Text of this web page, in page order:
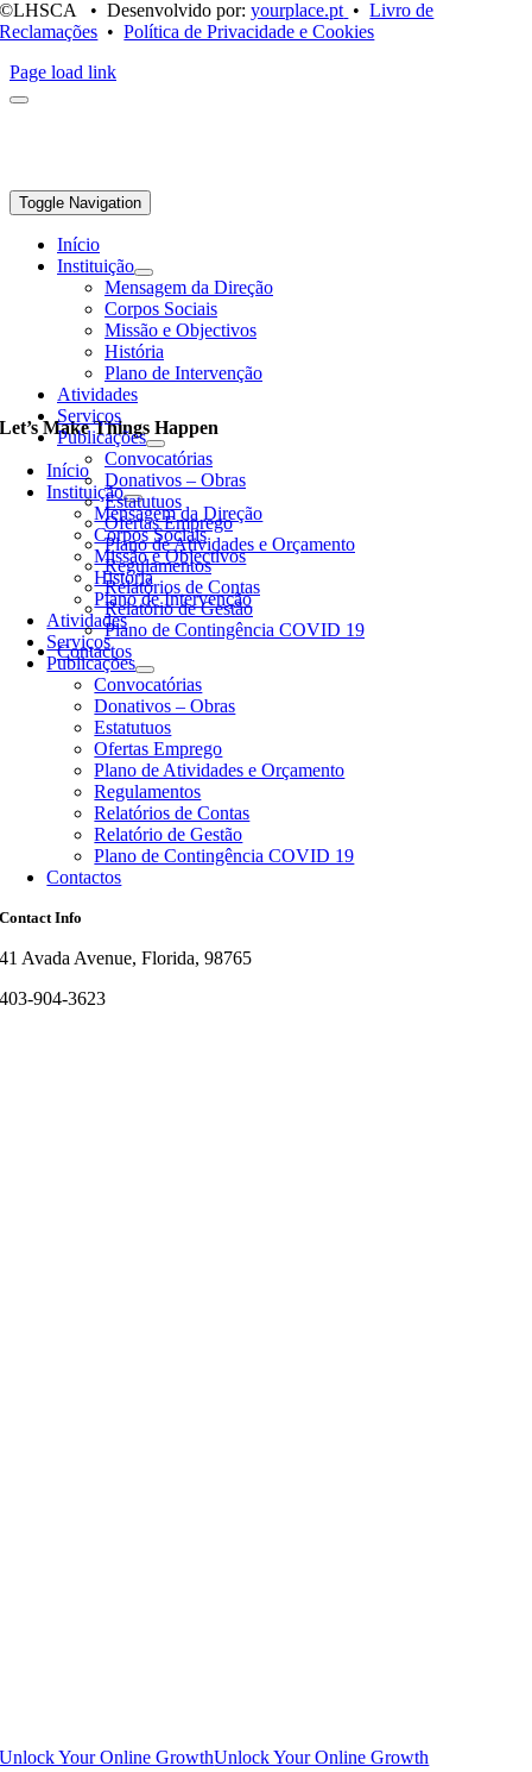
Toggle Navigation
Início
Instituição
Mensagem da Direção
Corpos Sociais
Missão e Objectivos
História
Plano de Intervenção
Atividades
Serviços
Publicações
Convocatórias
Donativos – Obras
Estatutuos
Ofertas Emprego
Plano de Atividades e Orçamento
Regulamentos
Relatórios de Contas
Relatório de Gestão
Plano de Contingência COVID 19
Contactos
©LHSCA • Desenvolvido por:yourplace.pt •Livro de
Reclamações •Política de Privacidade e Cookies
Page load link
Let’s Make Things Happen
Início
Instituição
Mensagem da Direção
Corpos Sociais
Missão e Objectivos
História
Plano de Intervenção
Atividades
Serviços
Publicações
Convocatórias
Donativos – Obras
Estatutuos
Ofertas Emprego
Plano de Atividades e Orçamento
Regulamentos
Relatórios de Contas
Relatório de Gestão
Plano de Contingência COVID 19
Contactos
Contact Info
41 Avada Avenue, Florida, 98765
403-904-3623
Unlock Your Online GrowthUnlock Your Online Growth